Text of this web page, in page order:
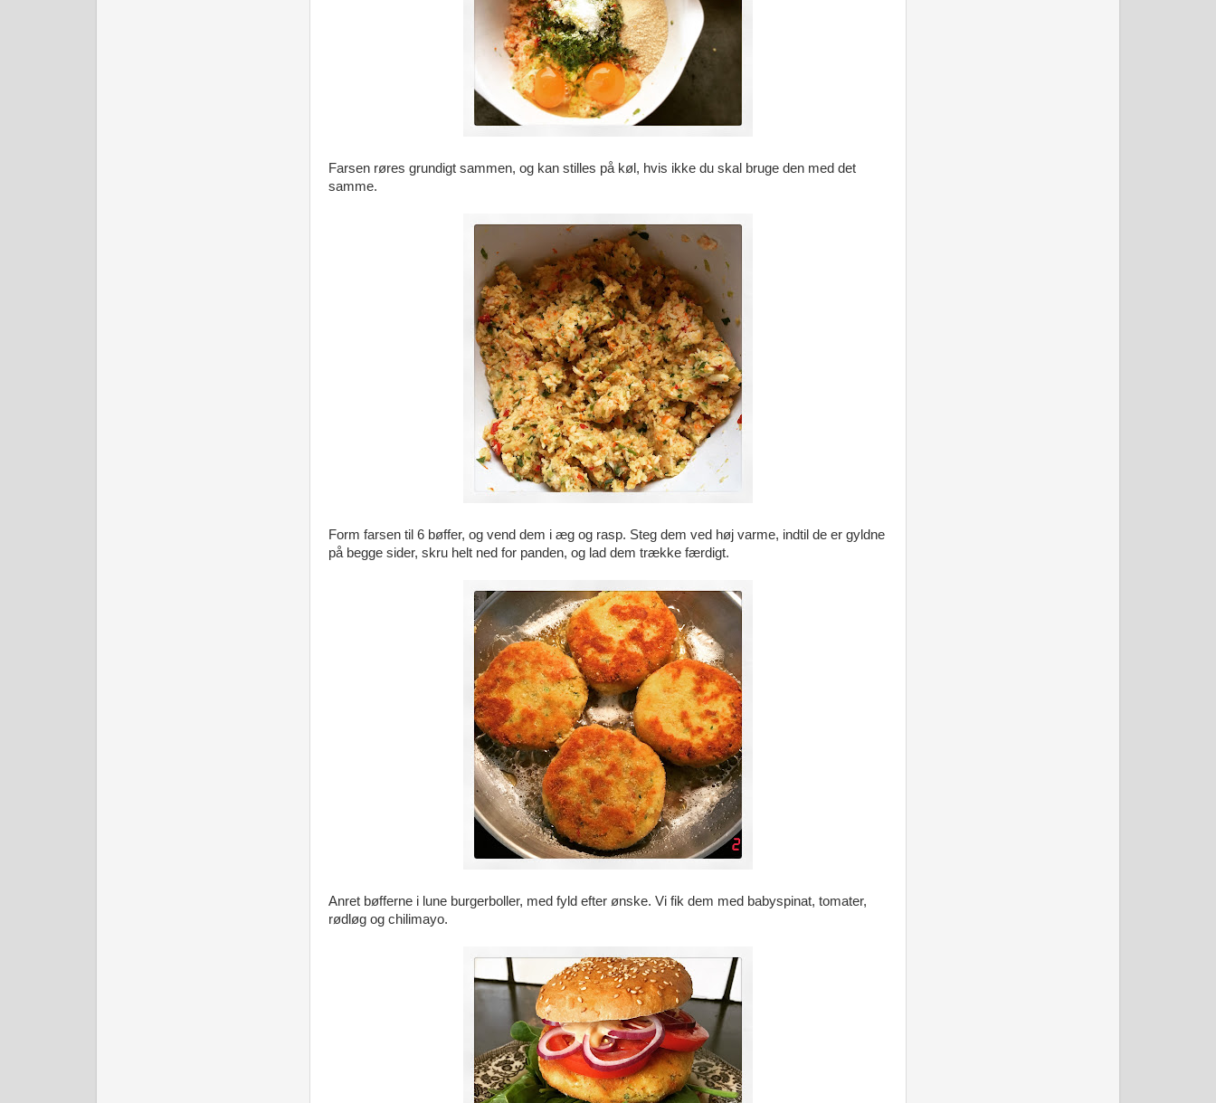
Farsen røres grundigt sammen, og kan stilles på køl, hvis ikke du skal bruge den med det
samme.
Form farsen til 6 bøffer, og vend dem i æg og rasp. Steg dem ved høj varme, indtil de er gyldne
på begge sider, skru helt ned for panden, og lad dem trække færdigt.
Anret bøfferne i lune burgerboller, med fyld efter ønske. Vi fik dem med babyspinat, tomater,
rødløg og chilimayo.